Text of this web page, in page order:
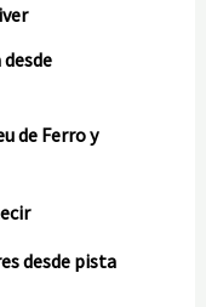
de Ferro y
desde pista